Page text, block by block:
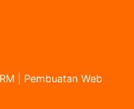
| Pembuatan Web